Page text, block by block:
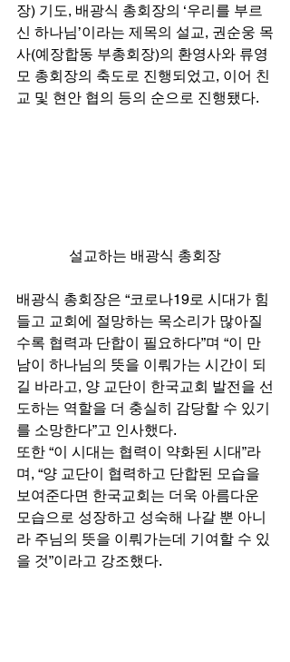
장) 기도, 배광식 총회장의 ‘우리를 부르
신 하나님’이라는 제목의 설교, 권순웅 목
사(예장합동 부총회장)의 환영사와 류영
모 총회장의 축도로 진행되었고, 이어 친
교 및 현안 협의 등의 순으로 진행됐다.
설교하는 배광식 총회장
배광식 총회장은 “코로나19로 시대가 힘
들고 교회에 절망하는 목소리가 많아질
수록 협력과 단합이 필요하다”며 “이 만
남이 하나님의 뜻을 이뤄가는 시간이 되
길 바라고, 양 교단이 한국교회 발전을 선
도하는 역할을 더 충실히 감당할 수 있기
를 소망한다”고 인사했다.
또한 “이 시대는 협력이 약화된 시대”라
며, “양 교단이 협력하고 단합된 모습을
보여준다면 한국교회는 더욱 아름다운
모습으로 성장하고 성숙해 나갈 뿐 아니
라 주님의 뜻을 이뤄가는데 기여할 수 있
을 것”이라고 강조했다.